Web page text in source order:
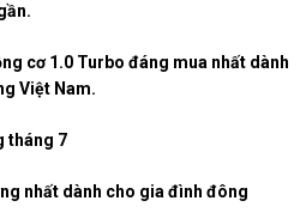
cơ 1.0 Turbo đáng mua nhất dành
Việt Nam.
tháng 7
nhất dành cho gia đình đông